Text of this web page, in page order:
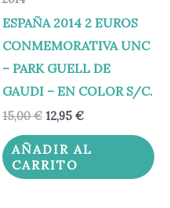
ESPAÑA 2014 2 EUROS
CONMEMORATIVA UNC
– PARK GUELL DE
GAUDI – EN COLOR S/C.
15,00€ 12,95 €
AÑADIR AL
CARRITO